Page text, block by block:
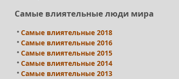
Самые влиятельные люди мира
Самые влиятельные 2018
Самые влиятельные 2016
Самые влиятельные 2015
Самые влиятельные 2014
Самые влиятельные 2013